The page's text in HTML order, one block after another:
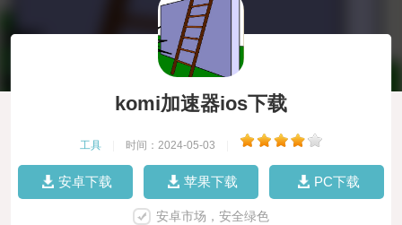
komi加速器ios下载
工具 时间：2024-05-03
安卓下载 苹果下载 PC下载
安卓市场，安全绿色